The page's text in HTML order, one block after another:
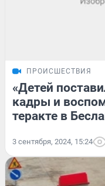
ПРОИСШЕСТВИЯ
«Детей
кадры и
теракте в
3 сентября, 2024, 15:24